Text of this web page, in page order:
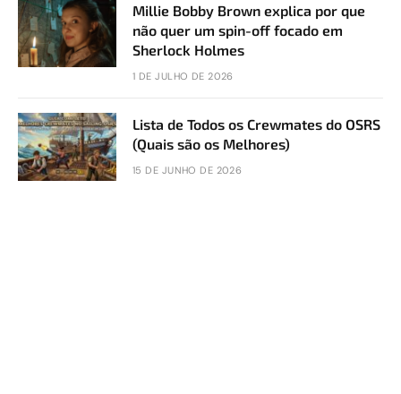
Millie Bobby Brown explica por que
não quer um spin-off focado em
Sherlock Holmes
1 DE JULHO DE 2026
Lista de Todos os Crewmates do OSRS
(Quais são os Melhores)
15 DE JUNHO DE 2026